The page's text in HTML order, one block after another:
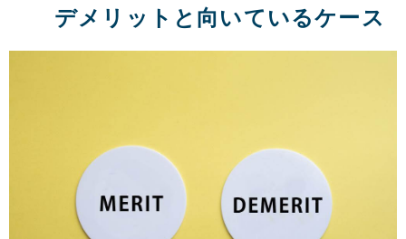
デメリットと向いているケース